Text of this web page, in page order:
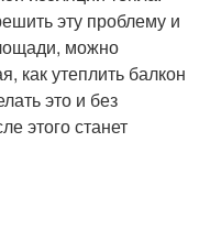
эту проблему и
можно
как утеплить балкон
это и без
этого станет